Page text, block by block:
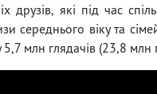
друзів, які під час
середнього віку та
5,7 млн глядачів (23,8 млн